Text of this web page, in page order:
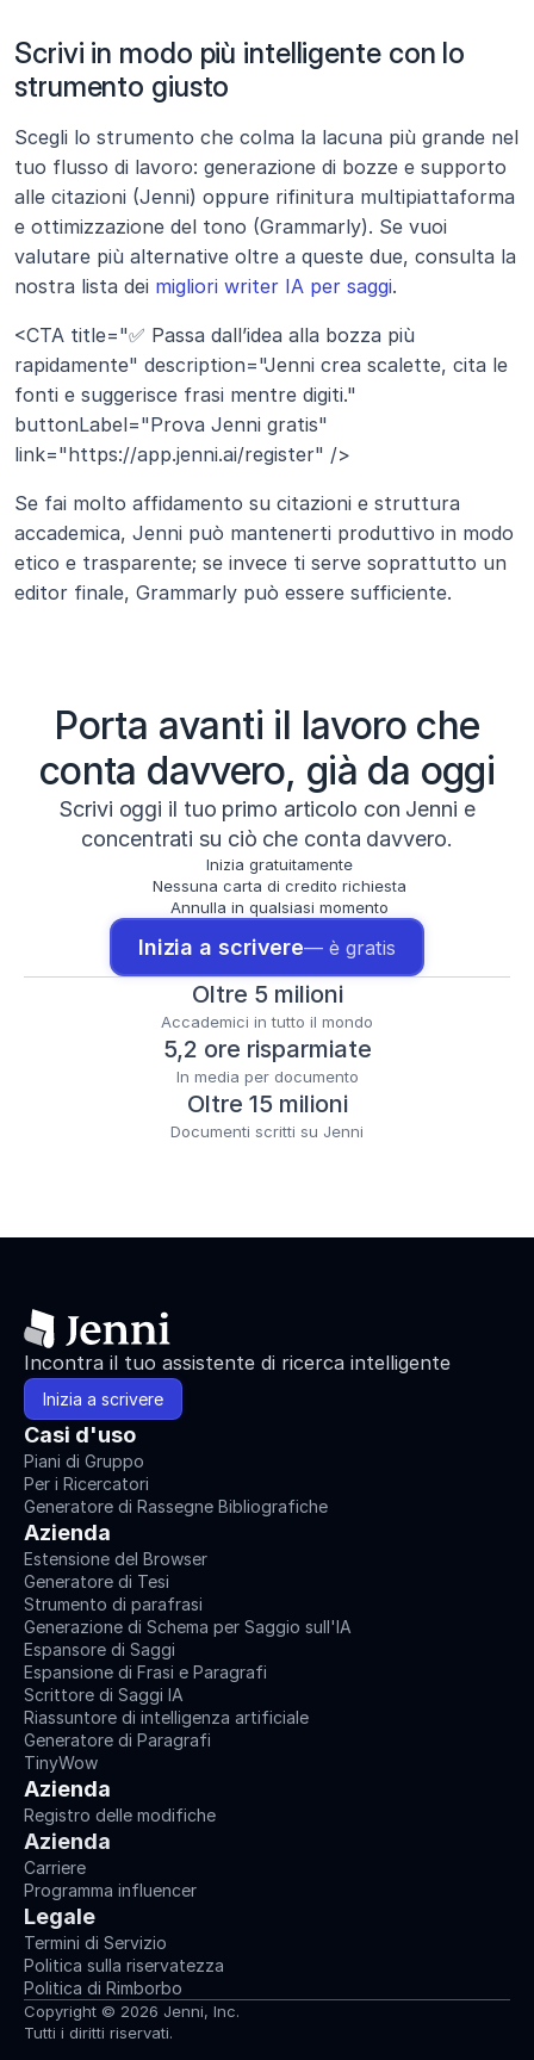
Scrivi in modo più intelligente con lo
strumento giusto
Scegli lo strumento che colma la lacuna più grande nel
tuo flusso di lavoro: generazione di bozze e supporto
alle citazioni (Jenni) oppure rifinitura multipiattaforma
e ottimizzazione del tono (Grammarly). Se vuoi
valutare più alternative oltre a queste due, consulta la
nostra lista dei migliori writer IA per saggi.
<CTA title="✅ Passa dall’idea alla bozza più
rapidamente" description="Jenni crea scalette, cita le
fonti e suggerisce frasi mentre digiti."
buttonLabel="Prova Jenni gratis"
link="https://app.jenni.ai/register" />
Se fai molto affidamento su citazioni e struttura
accademica, Jenni può mantenerti produttivo in modo
etico e trasparente; se invece ti serve soprattutto un
editor finale, Grammarly può essere sufficiente.
Porta avanti il lavoro che
conta davvero, già da oggi
Scrivi oggi il tuo primo articolo con Jenni e
concentrati su ciò che conta davvero.
Inizia gratuitamente
Nessuna carta di credito richiesta
Annulla in qualsiasi momento
Inizia a scrivere— è gratis
Oltre 5 milioni
Accademici in tutto il mondo
5,2 ore risparmiate
In media per documento
Oltre 15 milioni
Documenti scritti su Jenni
Incontra il tuo assistente di ricerca intelligente
Inizia a scrivere
Casi d'uso
Piani di Gruppo
Per i Ricercatori
Generatore di Rassegne Bibliografiche
Azienda
Estensione del Browser
Generatore di Tesi
Strumento di parafrasi
Generazione di Schema per Saggio sull'IA
Espansore di Saggi
Espansione di Frasi e Paragrafi
Scrittore di Saggi IA
Riassuntore di intelligenza artificiale
Generatore di Paragrafi
TinyWow
Azienda
Registro delle modifiche
Azienda
Carriere
Programma influencer
Legale
Termini di Servizio
Politica sulla riservatezza
Politica di Rimborbo
Copyright © 2026 Jenni, Inc.
Tutti i diritti riservati.